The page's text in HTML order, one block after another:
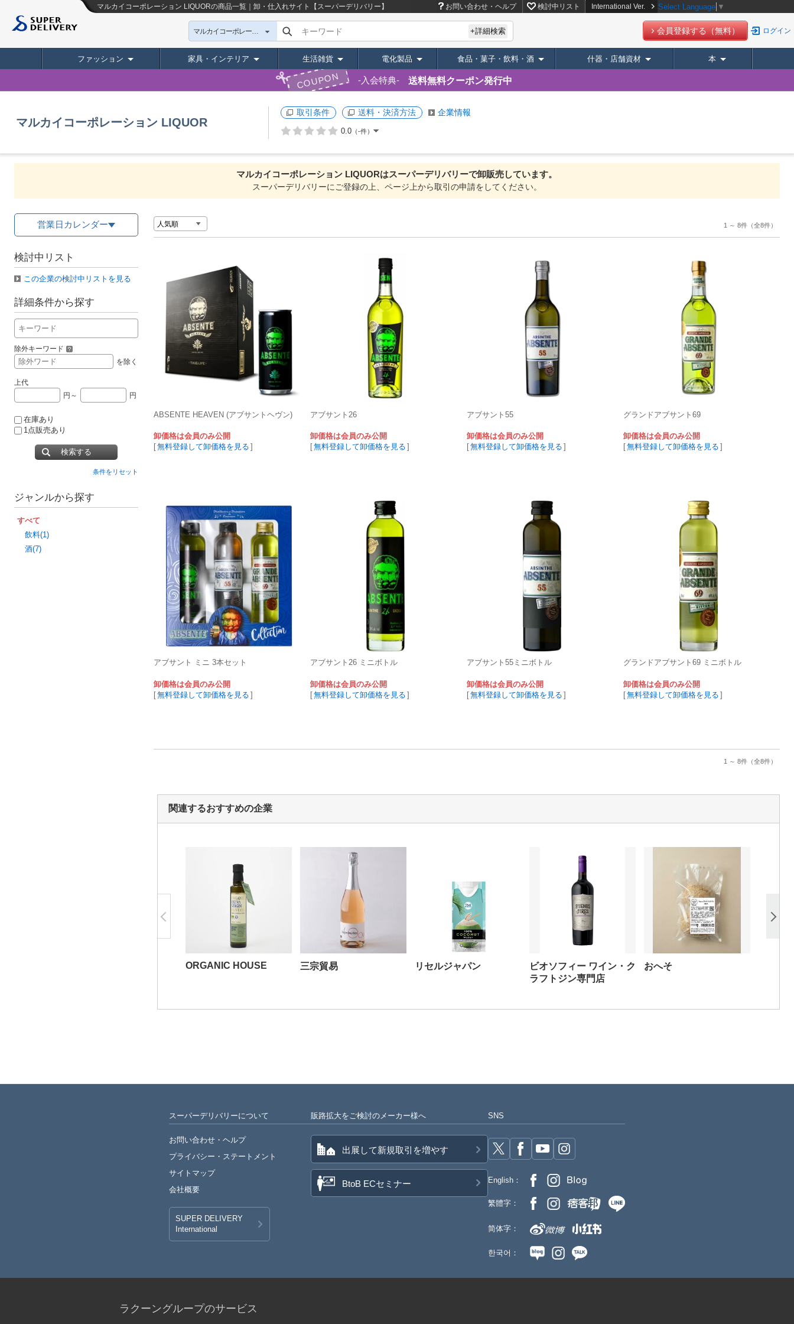
マルカイコーポレーション LIQUORの商品一覧｜卸・仕入れサイト【スーパーデリバリー】 お問い合わせ・ヘルプ 検討中リスト International Ver. Select Language ▼
マルカイコーポレーション LIQUOR キーワード +詳細検索 会員登録する（無料） ログイン
ファッション 家具・インテリア 生活雑貨 電化製品 食品・菓子・飲料・酒 什器・店舗資材 本
COUPON 入会特典 送料無料クーポン発行中
マルカイコーポレーション LIQUOR
取引条件 送料・決済方法 企業情報
0.0（-件）
マルカイコーポレーション LIQUORはスーパーデリバリーで卸販売しています。
スーパーデリバリーにご登録の上、ページ上から取引の申請をしてください。
営業日カレンダー
検討中リスト
この企業の検討中リストを見る
詳細条件から探す
除外キーワード
を除く
上代
円～
円
在庫あり
1点販売あり
検索する
条件をリセット
ジャンルから探す
すべて
飲料(1)
酒(7)
1 ～ 8件 （全8件）
ABSENTE HEAVEN (アブサントヘヴン)
卸価格は会員のみ公開
[無料登録して卸価格を見る ]
アブサント26
卸価格は会員のみ公開
[無料登録して卸価格を見る ]
アブサント55
卸価格は会員のみ公開
[無料登録して卸価格を見る ]
グランドアブサント69
卸価格は会員のみ公開
[無料登録して卸価格を見る ]
アブサント ミニ 3本セット
卸価格は会員のみ公開
[無料登録して卸価格を見る ]
アブサント26 ミニボトル
卸価格は会員のみ公開
[無料登録して卸価格を見る ]
アブサント55ミニボトル
卸価格は会員のみ公開
[無料登録して卸価格を見る ]
グランドアブサント69 ミニボトル
卸価格は会員のみ公開
[無料登録して卸価格を見る ]
1 ～ 8件 （全8件）
関連するおすすめの企業
ORGANIC HOUSE 三宗貿易 リセルジャパン
ビオソフィー ワイン・ク
ラフトジン専門店
おへそ
スーパーデリバリーについて
お問い合わせ・ヘルプ
プライバシー・ ステートメント
サイトマップ
会社概要
SUPER DELIVERY
International
販路拡大をご検討のメーカー様へ
出展して新規取引を増やす
BtoB ECセミナー
SNS
English：
繁體字：
简体字：
한국어：
ラクーングループのサービス